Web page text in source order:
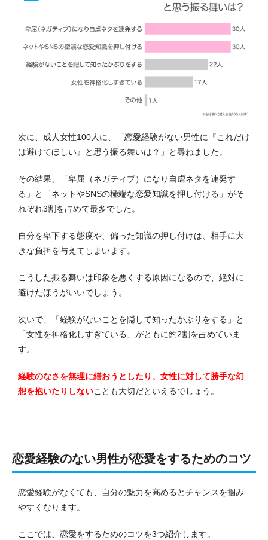
次に、成人女性100人に、「恋愛経験がない男性に『これだけ
は避けてほしい』と思う振る舞いは？」と尋ねました。
その結果、「卑屈（ネガティブ）になり自虐ネタを連発す
る」と「ネットやSNSの極端な恋愛知識を押し付ける」がそ
れぞれ3割を占めて最多でした。
自分を卑下する態度や、偏った知識の押し付けは、相手に大
きな負担を与えてしまいます。
こうした振る舞いは印象を悪くする原因になるので、絶対に
避けたほうがいいでしょう。
次いで、「経験がないことを隠して知ったかぶりをする」と
「女性を神格化しすぎている」がともに約2割を占めていま
す。
経験のなさを無理に繕おうとしたり、女性に対して勝手な幻
想を抱いたりしないことも大切だといえるでしょう。
恋愛経験のない男性が恋愛をするためのコツ
恋愛経験がなくても、自分の魅力を高めるとチャンスを掴み
やすくなります。
ここでは、恋愛をするためのコツを3つ紹介します。